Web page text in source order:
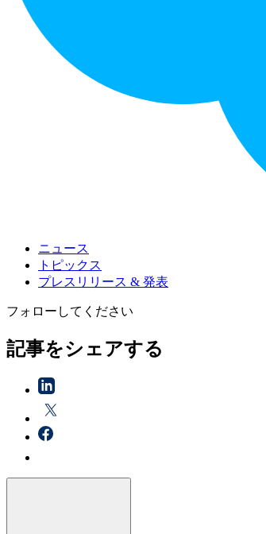
ニュース
トピックス
プレスリリース & 発表
フォローしてください
記事をシェアする